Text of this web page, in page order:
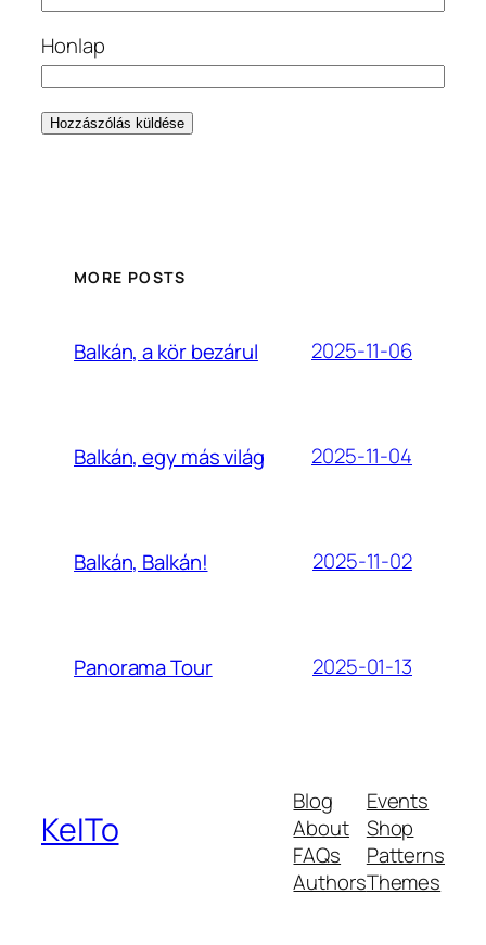
Honlap
MORE POSTS
Balkán, a kör bezárul 2025-11-06
Balkán, egy más világ 2025-11-04
Balkán, Balkán! 2025-11-02
Panorama Tour 2025-01-13
KeITo
Blog
About
FAQs
Authors
Events
Shop
Patterns
Themes